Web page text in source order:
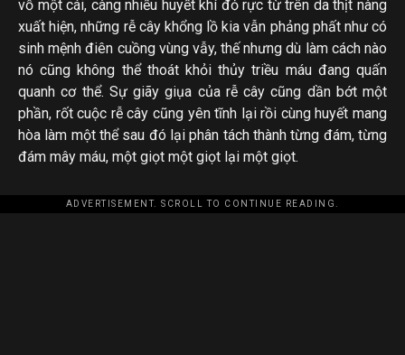
vỗ một cái, càng nhiều huyết khí đỏ rực từ trên da thịt nàng
xuất hiện, những rễ cây khổng lồ kia vẫn phảng phất như có
sinh mệnh điên cuồng vùng vẫy, thế nhưng dù làm cách nào
nó cũng không thể thoát khỏi thủy triều máu đang quấn
quanh cơ thể. Sự giãy giụa của rễ cây cũng dần bớt một
phần, rốt cuộc rễ cây cũng yên tĩnh lại rồi cùng huyết mang
hòa làm một thể sau đó lại phân tách thành từng đám, từng
đám mây máu, một giọt một giọt lại một giọt.
ADVERTISEMENT. SCROLL TO CONTINUE READING.